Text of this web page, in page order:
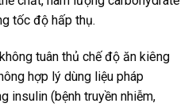
tốc độ hấp thụ.
tuân thủ chế độ ăn kiêng
hợp lý dùng liệu pháp
insulin (bệnh truyền nhiễm,